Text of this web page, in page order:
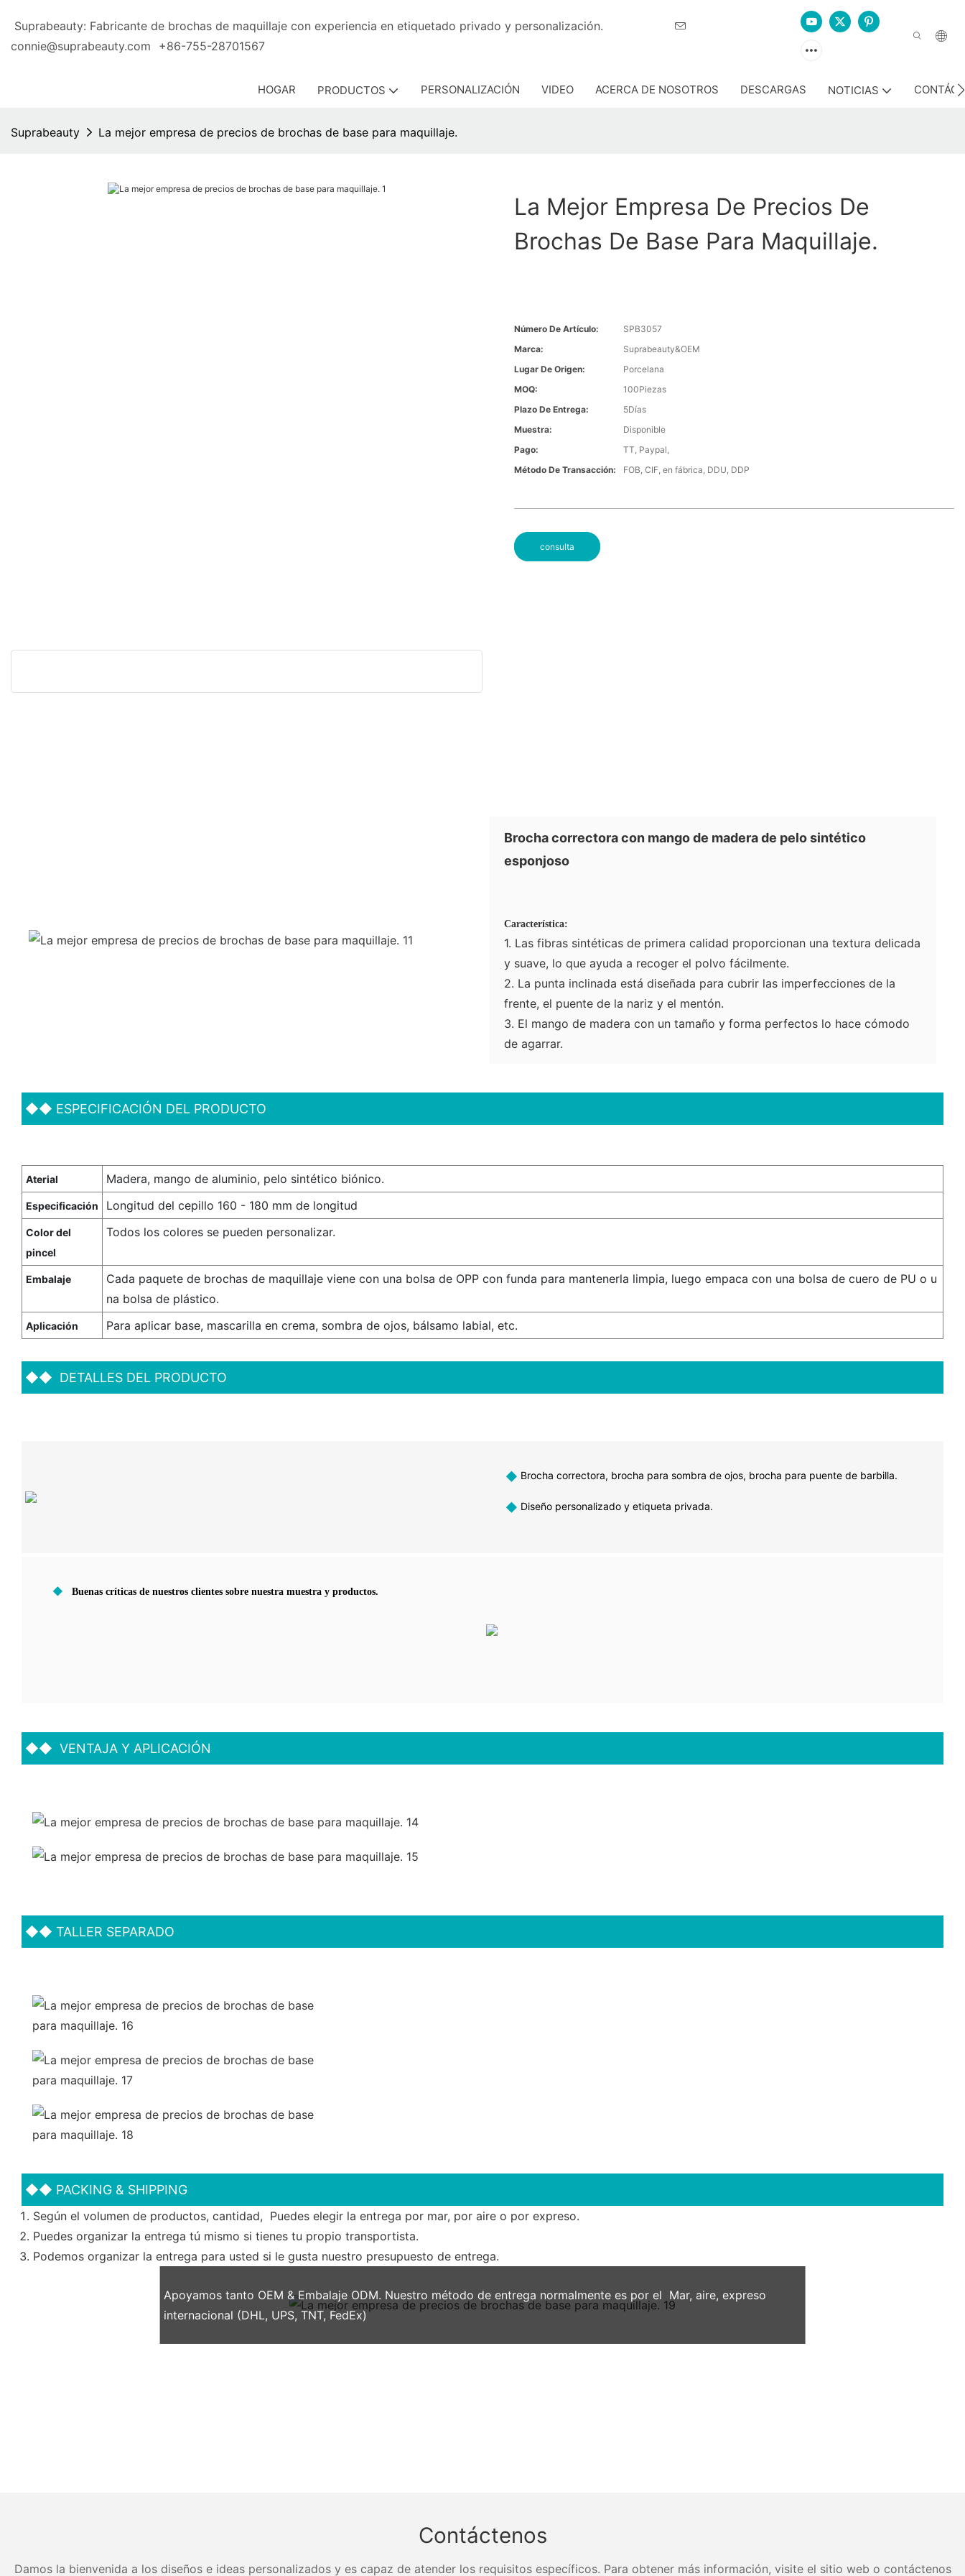
Suprabeauty: Fabricante de brochas de maquillaje con experiencia en etiquetado privado y personalización.
connie@suprabeauty.com
+86-755-28701567
HOGAR PRODUCTOS PERSONALIZACIÓN VIDEO ACERCA DE NOSOTROS DESCARGAS NOTICIAS
Suprabeauty La mejor empresa de precios de brochas de base para maquillaje.
La Mejor Empresa De Precios De
Brochas De Base Para Maquillaje.
Número De Artículo:
SPB3057
Marca:
Suprabeauty&OEM
Lugar De Origen:
Porcelana
MOQ:
100Piezas
Plazo De Entrega:
5Días
Muestra:
Disponible
Pago:
TT, Paypal,
Método De Transacción:
FOB, CIF, en fábrica, DDU, DDP
consulta
Brocha correctora con mango de madera de pelo sintético
esponjoso
Característica:
1. Las fibras sintéticas de primera calidad proporcionan una textura delicada
y suave, lo que ayuda a recoger el polvo fácilmente.
2. La punta inclinada está diseñada para cubrir las imperfecciones de la
frente, el puente de la nariz y el mentón.
3. El mango de madera con un tamaño y forma perfectos lo hace cómodo
de agarrar.
◆◆ ESPECIFICACIÓN DEL PRODUCTO
Aterial Madera, mango de aluminio, pelo sintético biónico.
Especificación Longitud del cepillo 160 - 180 mm de longitud
Color del
pincel
Todos los colores se pueden personalizar.
Embalaje
Cada paquete de brochas de maquillaje viene con una bolsa de OPP con funda para mantenerla limpia, luego empaca con una bolsa de cuero de PU o u
na bolsa de plástico.
Aplicación Para aplicar base, mascarilla en crema, sombra de ojos, bálsamo labial, etc.
◆◆ DETALLES DEL PRODUCTO
◆ Brocha correctora, brocha para sombra de ojos, brocha para puente de barbilla.
◆ Diseño personalizado y etiqueta privada.
◆ Buenas críticas de nuestros clientes sobre nuestra muestra y productos.
◆◆ VENTAJA Y APLICACIÓN
◆◆ TALLER SEPARADO
◆◆ PACKING & SHIPPING
Según el volumen de productos, cantidad, Puedes elegir la entrega por mar, por aire o por expreso.
Puedes organizar la entrega tú mismo si tienes tu propio transportista.
Podemos organizar la entrega para usted si le gusta nuestro presupuesto de entrega.
Apoyamos tanto OEM & Embalaje ODM. Nuestro método de entrega normalmente es por el Mar, aire, expreso
internacional (DHL, UPS, TNT, FedEx)
Contáctenos
Damos la bienvenida a los diseños e ideas personalizados y es capaz de atender los requisitos específicos. Para obtener más información, visite el sitio web o contáctenos